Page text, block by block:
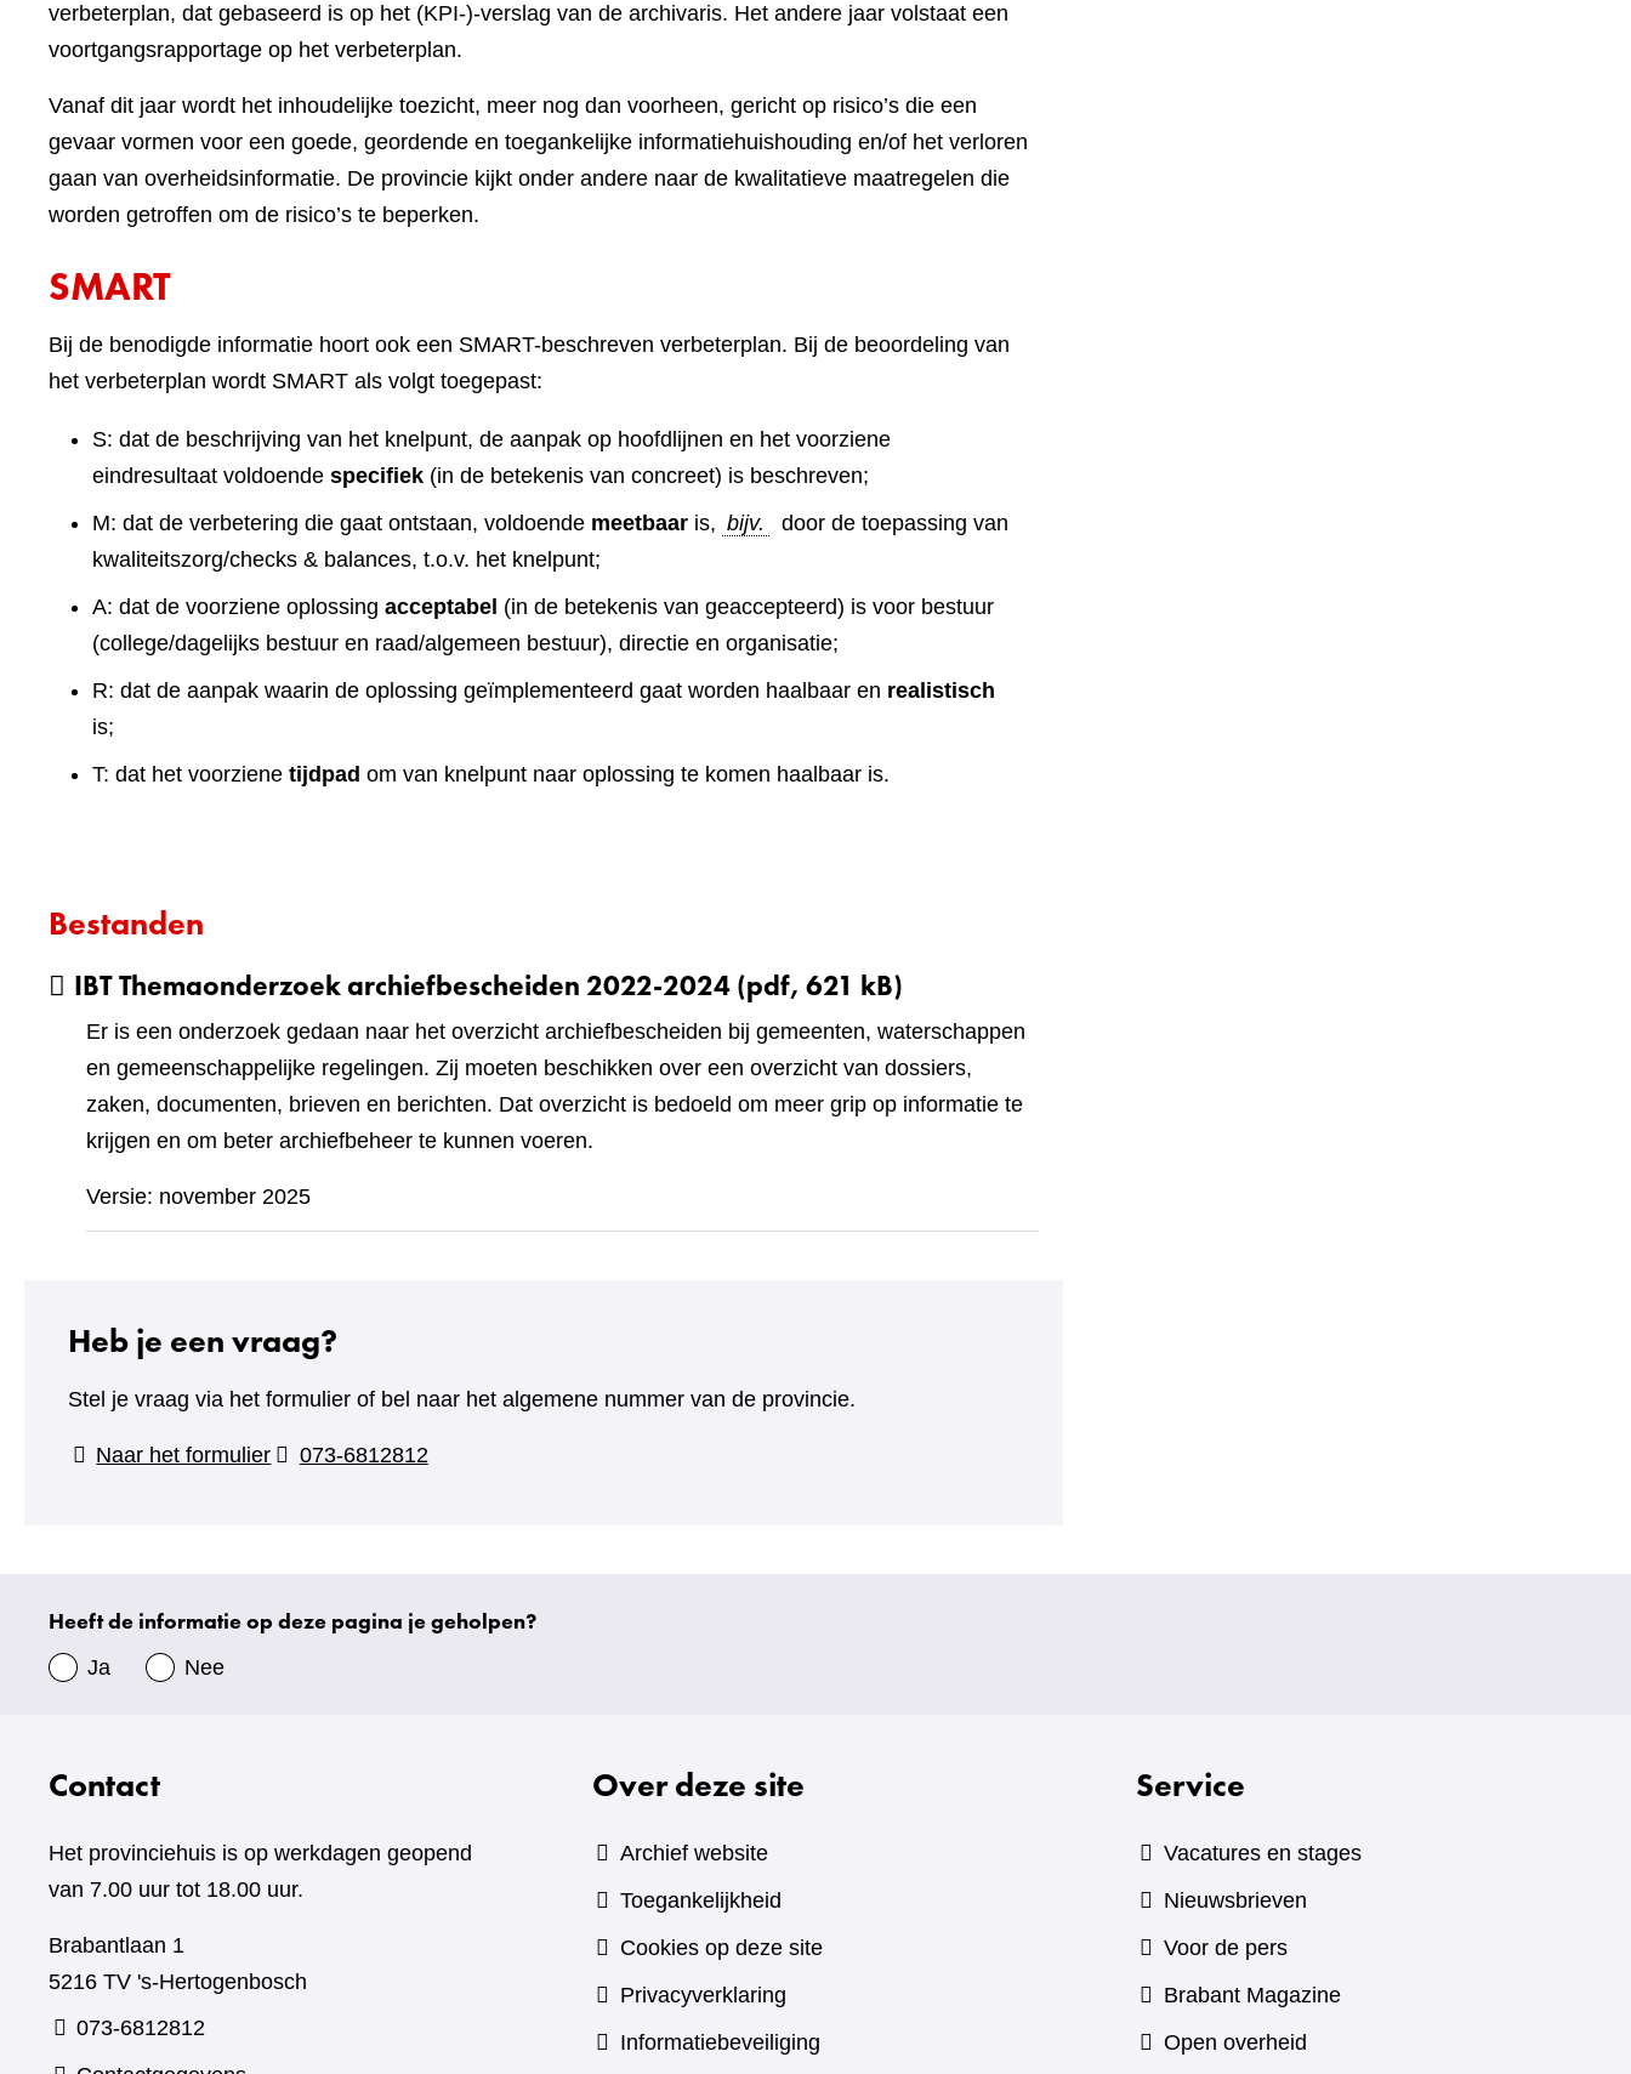
verbeterplan, dat gebaseerd is op het (KPI-)-verslag van de archivaris. Het andere jaar volstaat een
voortgangsrapportage op het verbeterplan.
Vanaf dit jaar wordt het inhoudelijke toezicht, meer nog dan voorheen, gericht op risico’s die een
gevaar vormen voor een goede, geordende en toegankelijke informatiehuishouding en/of het verloren
gaan van overheidsinformatie. De provincie kijkt onder andere naar de kwalitatieve maatregelen die
worden getroffen om de risico’s te beperken.
SMART
Bij de benodigde informatie hoort ook een SMART-beschreven verbeterplan. Bij de beoordeling van
het verbeterplan wordt SMART als volgt toegepast:
S: dat de beschrijving van het knelpunt, de aanpak op hoofdlijnen en het voorziene
eindresultaat voldoende specifiek (in de betekenis van concreet) is beschreven;
M: dat de verbetering die gaat ontstaan, voldoende meetbaar is, bijv.
door de toepassing van
kwaliteitszorg/checks & balances, t.o.v. het knelpunt;
A: dat de voorziene oplossing acceptabel (in de betekenis van geaccepteerd) is voor bestuur
(college/dagelijks bestuur en raad/algemeen bestuur), directie en organisatie;
R: dat de aanpak waarin de oplossing geïmplementeerd gaat worden haalbaar en realistisch
is;
T: dat het voorziene tijdpad om van knelpunt naar oplossing te komen haalbaar is.
Bestanden
IBT Themaonderzoek archiefbescheiden 2022-2024(pdf, 621 kB)
Er is een onderzoek gedaan naar het overzicht archiefbescheiden bij gemeenten, waterschappen
en gemeenschappelijke regelingen. Zij moeten beschikken over een overzicht van dossiers,
zaken, documenten, brieven en berichten. Dat overzicht is bedoeld om meer grip op informatie te
krijgen en om beter archiefbeheer te kunnen voeren.
Versie: november 2025
Heb je een vraag?
Stel je vraag via het formulier of bel naar het algemene nummer van de provincie.
Naar het formulier(verwijst
073-6812812
Uw
gegevens
Heeft de informatie op deze pagina je geholpen?
Ja Nee
Contact
Het provinciehuis is op werkdagen geopend
van 7.00 uur tot 18.00 uur.
Brabantlaan 1
5216 TV 's-Hertogenbosch
073-6812812
Over deze site
Archief website
Toegankelijkheid
Cookies op deze site
Privacyverklaring
Informatiebeveiliging
Service
Vacatures en stages
Nieuwsbrieven
Voor de pers
Brabant Magazine(verwijst
Open overheid